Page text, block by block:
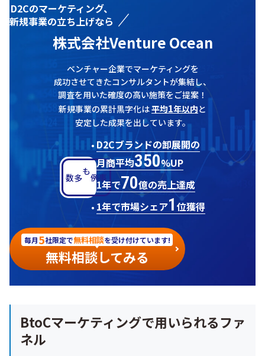
D2Cのマーケティング、
新規事業の立ち上げなら
株式会社Venture Ocean
ベンチャー企業でマーケティングを
成功させてきたコンサルタントが集結し、
調査を用いた確度の高い施策をご提案！
新規事業の累計黒字化は平均1年以内と
安定した成果を出しています。
事例も
多数
D2Cブランドの卸展開の
月商平均350%UP
1年で70億の売上達成
1年で市場シェア1 位獲得
毎月5社限定で無料相談を受け付けています!
無料相談してみる
BtoCマーケティングで用いられるファ
ネル